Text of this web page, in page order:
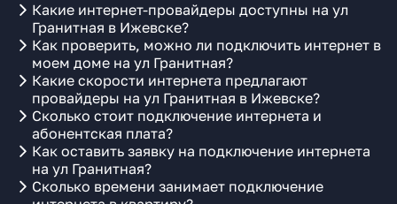
Какие интернет-провайдеры доступны на ул
Гранитная в Ижевске?
Как проверить, можно ли подключить интернет в
моем доме на ул Гранитная?
Какие скорости интернета предлагают
провайдеры на ул Гранитная в Ижевске?
Сколько стоит подключение интернета и
абонентская плата?
Как оставить заявку на подключение интернета
на ул Гранитная?
Сколько времени занимает подключение